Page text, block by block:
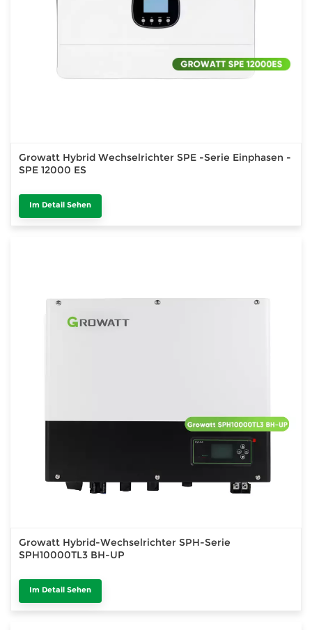
Growatt Hybrid Wechselrichter SPE -Serie Einphasen -
SPE 12000 ES
Im Detail Sehen
Growatt Hybrid-Wechselrichter SPH-Serie
SPH10000TL3 BH-UP
Im Detail Sehen